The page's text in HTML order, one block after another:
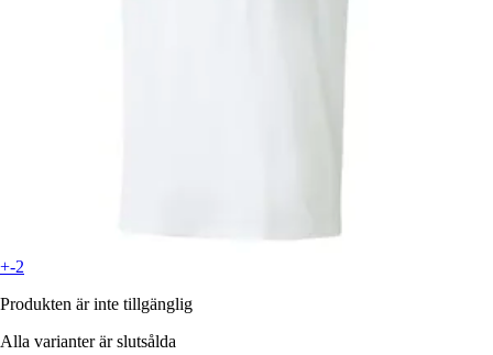
+-2
Produkten är inte tillgänglig
Alla varianter är slutsålda